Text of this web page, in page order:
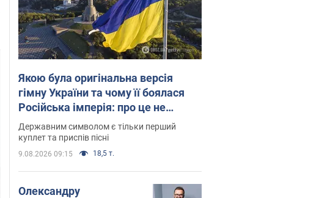
Якою була оригінальна версія
гімну України та чому її боялася
Російська імперія: про це не
розповідають у школі
Державним символом є тільки перший
куплет та приспів пісні
9.08.2026 09:15 18,5 т.
Олександру